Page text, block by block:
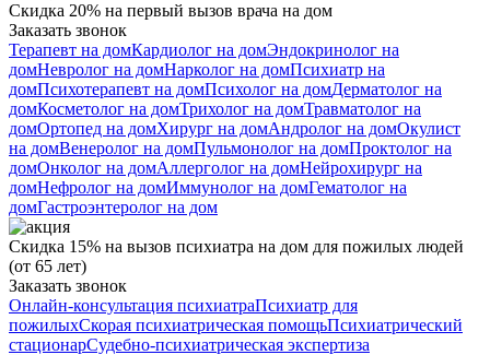
Скидка 20% на первый вызов врача на дом
Заказать звонок
Терапевт на домКардиолог на домЭндокринолог на
домНевролог на домНарколог на домПсихиатр на
домПсихотерапевт на домПсихолог на домДерматолог на
домКосметолог на домТрихолог на домТравматолог на
домОртопед на домХирург на домАндролог на домОкулист
на домВенеролог на домПульмонолог на домПроктолог на
домОнколог на домАллерголог на домНейрохирург на
домНефролог на домИммунолог на домГематолог на
домГастроэнтеролог на дом
Скидка 15% на вызов психиатра на дом для пожилых людей
(от 65 лет)
Заказать звонок
Онлайн-консультация психиатраПсихиатр для
пожилыхСкорая психиатрическая помощьПсихиатрический
стационарСудебно-психиатрическая экспертиза